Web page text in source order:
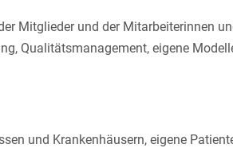
Mitglieder und der Mitarbeiterinnen
Qualitätsmanagement, eigene
und Krankenhäusern, eigene